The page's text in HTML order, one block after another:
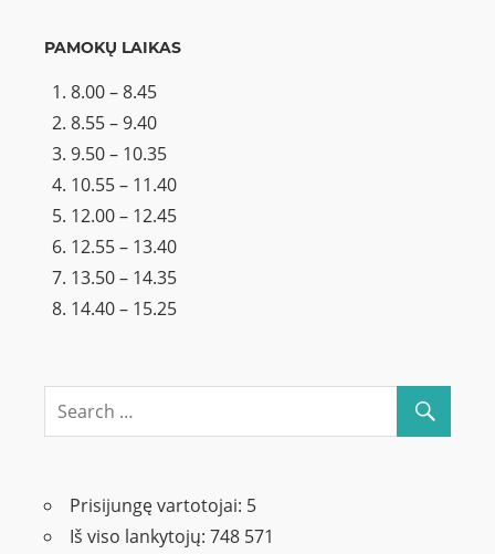
PAMOKŲ LAIKAS
8.00 – 8.45
8.55 – 9.40
9.50 – 10.35
10.55 – 11.40
12.00 – 12.45
12.55 – 13.40
13.50 – 14.35
14.40 – 15.25
Prisijungę vartotojai: 5
Iš viso lankytojų: 748 571